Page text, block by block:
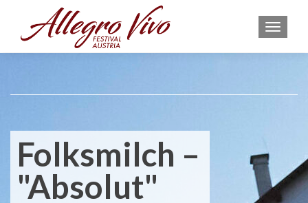
Folksmilch –
"Absolut"